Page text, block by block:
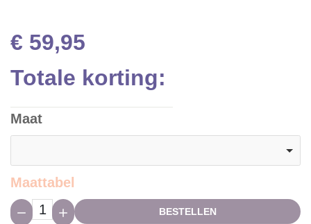
€ 59,95
Totale korting:
Maat
Maattabel
Hoeveelheid:
BESTELLEN